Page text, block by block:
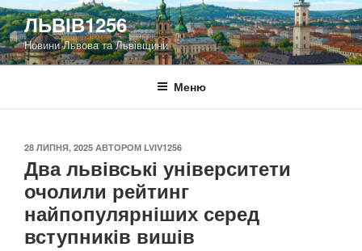
Перейти
до
вмісту
ЛЬВІВ1256
Новини Львова та Львівщини
Меню
ОПУБЛІКОВАНО
28 ЛИПНЯ, 2025 АВТОРОМ LVIV1256
Два львівські університети
очолили рейтинг
найпопулярніших серед
вступників вишів